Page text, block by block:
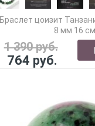
Браслет цоизит
8 мм 16 см
1 390 руб.
764 руб.